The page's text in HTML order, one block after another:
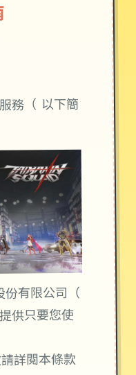
務（ 以下簡
份有限公司（
供只要您使
詳閱本條款